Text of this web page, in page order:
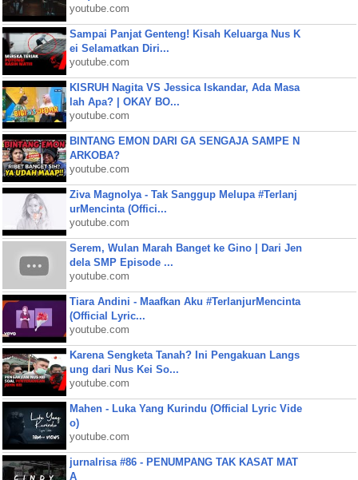
youtube.com
Sampai Panjat Genteng! Kisah Keluarga Nus K
ei Selamatkan Diri...
youtube.com
KISRUH Nagita VS Jessica Iskandar, Ada Masa
lah Apa? | OKAY BO...
youtube.com
BINTANG EMON DARI GA SENGAJA SAMPE N
ARKOBA?
youtube.com
Ziva Magnolya - Tak Sanggup Melupa #Terlanj
urMencinta (Offici...
youtube.com
Serem, Wulan Marah Banget ke Gino | Dari Jen
dela SMP Episode ...
youtube.com
Tiara Andini - Maafkan Aku #TerlanjurMencinta
(Official Lyric...
youtube.com
Karena Sengketa Tanah? Ini Pengakuan Langs
ung dari Nus Kei So...
youtube.com
Mahen - Luka Yang Kurindu (Official Lyric Vide
o)
youtube.com
jurnalrisa #86 - PENUMPANG TAK KASAT MAT
A